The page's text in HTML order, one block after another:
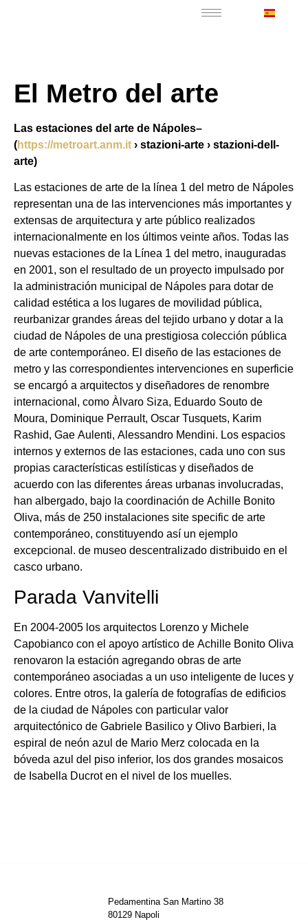
El Metro del arte
Las estaciones del arte de Nápoles–
(https://metroart.anm.it › stazioni-arte › stazioni-dell-
arte)
Las estaciones de arte de la línea 1 del metro de Nápoles
representan una de las intervenciones más importantes y
extensas de arquitectura y arte público realizados
internacionalmente en los últimos veinte años. Todas las
nuevas estaciones de la Línea 1 del metro, inauguradas
en 2001, son el resultado de un proyecto impulsado por
la administración municipal de Nápoles para dotar de
calidad estética a los lugares de movilidad pública,
reurbanizar grandes áreas del tejido urbano y dotar a la
ciudad de Nápoles de una prestigiosa colección pública
de arte contemporáneo. El diseño de las estaciones de
metro y las correspondientes intervenciones en superficie
se encargó a arquitectos y diseñadores de renombre
internacional, como Àlvaro Siza, Eduardo Souto de
Moura, Dominique Perrault, Oscar Tusquets, Karim
Rashid, Gae Aulenti, Alessandro Mendini. Los espacios
internos y externos de las estaciones, cada uno con sus
propias características estilísticas y diseñados de
acuerdo con las diferentes áreas urbanas involucradas,
han albergado, bajo la coordinación de Achille Bonito
Oliva, más de 250 instalaciones site specific de arte
contemporáneo, constituyendo así un ejemplo
excepcional. de museo descentralizado distribuido en el
casco urbano.
Parada Vanvitelli
En 2004-2005 los arquitectos Lorenzo y Michele
Capobianco con el apoyo artístico de Achille Bonito Oliva
renovaron la estación agregando obras de arte
contemporáneo asociadas a un uso inteligente de luces y
colores. Entre otros, la galería de fotografías de edificios
de la ciudad de Nápoles con particular valor
arquitectónico de Gabriele Basilico y Olivo Barbieri, la
espiral de neón azul de Mario Merz colocada en la
bóveda azul del piso inferior, los dos grandes mosaicos
de Isabella Ducrot en el nivel de los muelles.
Pedamentina San Martino 38
80129 Napoli